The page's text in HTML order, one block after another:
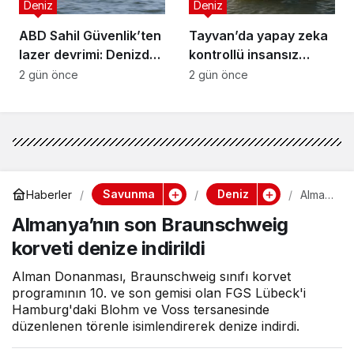
ABD Sahil Güvenlik’ten
lazer devrimi: Denizde
yeni dönem!
Deniz
2 gün önce
Tayvan’da yapay zeka
kontrollü insansız
tekneler test edildi
Deniz
2 gün önce
Haberler Savunma Deniz
Alman
i
deniz
Almanya’nın son Braunschweig
korveti denize indirildi
Alman Donanması, Braunschweig sınıfı korvet
programının 10. ve son gemisi olan FGS Lübeck'i
Hamburg'daki Blohm ve Voss tersanesinde
düzenlenen törenle isimlendirerek denize indirdi.